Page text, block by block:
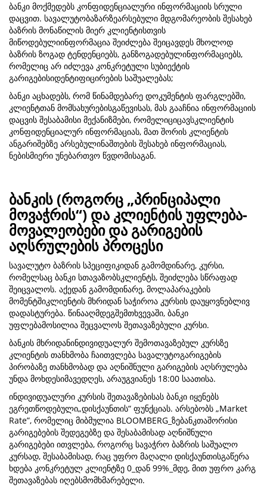
ბანკი მოქმედებს კონფიდენციალური ინფორმაციის სრული
დაცვით. სავალუტობაზარზეარსებული მდგომარეობის შესახებ
ბაზრის მონაწილის მიერ კლიენტისთვის
მიწოდებულიინფორმაცია შეიძლება შეიცავდეს მხოლოდ
ბაზრის ზოგად ტენდენციებს, განზოგადებულინფორმაციებს,
რომელიც არ იძლევა კონკრეტული სუბიექტის
გარიგებისიდენტიფიცირების საშუალებას;
ბანკი აცხადებს, რომ წინამდებარე დოკუმენტის ფარგლებში,
კლიენტთან მომსახურებისგაწევისას, მას გააჩნია ინფორმაციის
დაცვის შესაბამისი მექანიზმები, რომელიციცავსკლიენტის
კონფიდენციალურ ინფორმაციას, მათ შორის კლიენტის
ანგარიშებზე არსებულინაშთების შესახებ ინფორმაციას,
ნებისმიერი უნებართვო წვდომისაგან.
ბანკის (როგორც „პრინციპალი
მოვაჭრის“) და კლიენტის უფლება-
მოვალეობები და გარიგების
აღსრულების პროცესი
სავალუტო ბაზრის სპეციფიკიდან გამომდინარე, კურსი,
რომელსაც ბანკი სთავაზობსკლიენტს, შეიძლება სწრაფად
შეიცვალოს. აქედან გამომდინარე, მოლაპარაკების
მომენტშიკლიენტის მხრიდან საჭიროა კურსის დაუყოვნებლივ
დადასტურება. წინააღმდეგშემთხვევაში, ბანკი
უფლებამოსილია შეცვალოს შეთავაზებული კურსი.
ბანკის მხრიდანინდივიდუალურ შემოთავაზებულ კურსზე
კლიენტის თანხმობა ჩაითვლება სავალუტოგარიგების
პირობაზე თანხმობად და აღნიშნული გარიგების აღსრულება
უნდა მოხდესიმავედღეს, არაუგვიანეს 18:00 საათისა.
ინდივიდუალური კურსის შეთავაზებისას ბანკი იყენებს
ეგრეთწოდებული„დისქაუნთის“ ფუნქციას. არსებობს „Market
Rate”, რომელიც მიბმულია BLOOMBERG_ზებანკთაშორისი
გარიგებების შედეგებზე და შესაბამისად აღნიშნული
გარიგებები ითვლება, როგორც სავაჭრო ბაზრის საშუალო
კურსად, შესაბამისად, რაც უფრო მაღალი დისქაუნთისგაწერა
ხდება კონკრეტულ კლიენტზე 0_დან 99%_მდე, მით უფრო კარგ
შეთავაზებას იღებსმომხმარებელი.